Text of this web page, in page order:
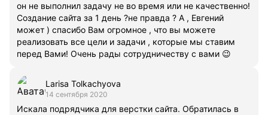
он не выполнил задачу не во время или не качественно!
Создание сайта за 1 день ?не правда ? А , Евгений
может ) спасибо Вам огромное , что вы можете
реализовать все цели и задачи , которые мы ставим
перед Вами! Очень рады сотрудничеству с вами 😉
Larisa Tolkachyova
14 сентября 2020
Искала подрядчика для верстки сайта. Обратилась в